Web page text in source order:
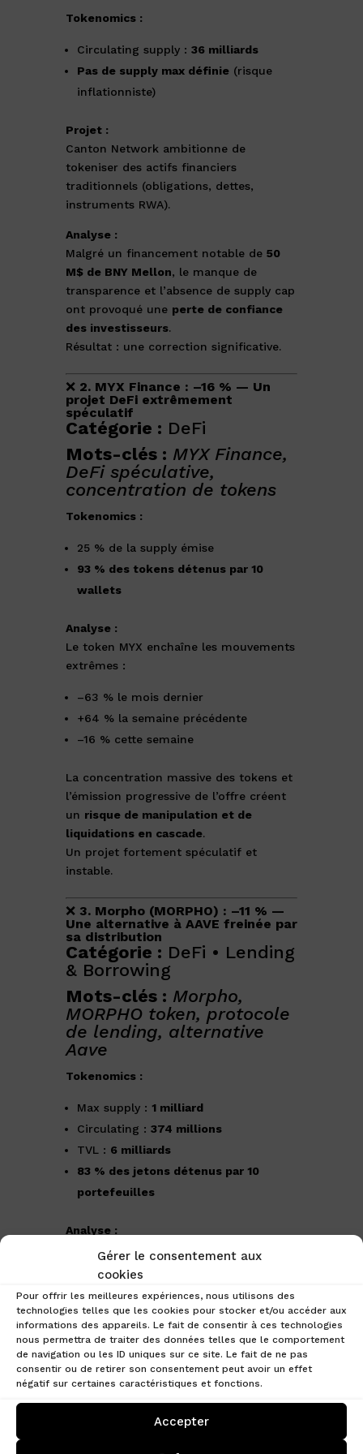
Gérer le consentement aux
cookies
Pour offrir les meilleures expériences, nous utilisons des
technologies telles que les cookies pour stocker et/ou accéder aux
informations des appareils. Le fait de consentir à ces technologies
nous permettra de traiter des données telles que le comportement
de navigation ou les ID uniques sur ce site. Le fait de ne pas
consentir ou de retirer son consentement peut avoir un effet
négatif sur certaines caractéristiques et fonctions.
Accepter
Tokenomics :
Circulating supply : 36 milliards
Pas de supply max définie(risque
inflationniste)
Projet :
Canton Network ambitionne de
tokeniser des actifs financiers
traditionnels (obligations, dettes,
instruments RWA).
Analyse :
Malgré un financement notable de 50
M$ de BNY Mellon, le manque de
transparence et l’absence de supply cap
ont provoqué une perte de confiance
des investisseurs.
Résultat : une correction significative.
❌ 2. MYX Finance : –16 % — Un
projet DeFi extrêmement
spéculatif
Catégorie : DeFi
Mots-clés : MYX Finance,
DeFi spéculative,
concentration de tokens
Tokenomics :
25 % de la supply émise
93 % des tokens détenus par 10
wallets
Analyse :
Le token MYX enchaîne les mouvements
extrêmes :
–63 % le mois dernier
+64 % la semaine précédente
–16 % cette semaine
La concentration massive des tokens et
l’émission progressive de l’offre créent
un risque de manipulation et de
liquidations en cascade.
Un projet fortement spéculatif et
instable.
❌ 3. Morpho (MORPHO) : –11 % —
Une alternative à AAVE freinée par
sa distribution
Catégorie : DeFi • Lending
& Borrowing
Mots-clés : Morpho,
MORPHO token, protocole
de lending, alternative
Aave
Tokenomics :
Max supply : 1 milliard
Circulating : 374 millions
TVL : 6 milliards
83 % des jetons détenus par 10
portefeuilles
Analyse :
Morpho propose un modèle innovant de
lending, mais :
laconcentration excessive des
tokens
lesvesting periods,
et une distribution encore trop
centralisée
limitent son attractivité auprès des